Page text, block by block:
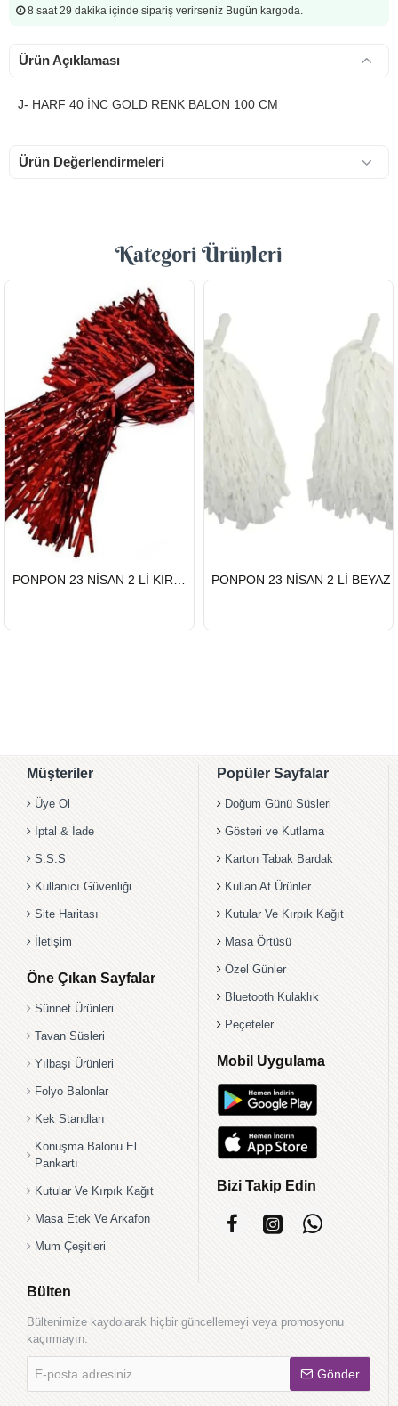
8 saat 29 dakika içinde sipariş verirseniz Bugün kargoda.
Ürün Açıklaması
J- HARF 40 İNC GOLD RENK BALON 100 CM
Ürün Değerlendirmeleri
Kategori Ürünleri
HIZLI
GÖNDERİ
PONPON 23 NİSAN 2 Lİ KIRMIZI
HIZLI
GÖNDERİ
PONPON 23 NİSAN 2 Lİ BEYAZ
Müşteriler
Üye Ol
İptal & İade
S.S.S
Kullanıcı Güvenliği
Site Haritası
İletişim
Öne Çıkan Sayfalar
Sünnet Ürünleri
Tavan Süsleri
Yılbaşı Ürünleri
Folyo Balonlar
Kek Standları
Konuşma Balonu El
Pankartı
Kutular Ve Kırpık Kağıt
Masa Etek Ve Arkafon
Mum Çeşitleri
Popüler Sayfalar
Doğum Günü Süsleri
Gösteri ve Kutlama
Karton Tabak Bardak
Kullan At Ürünler
Kutular Ve Kırpık Kağıt
Masa Örtüsü
Özel Günler
Bluetooth Kulaklık
Peçeteler
Mobil Uygulama
Bizi Takip Edin
Bülten
Bültenimize kaydolarak hiçbir güncellemeyi veya promosyonu
kaçırmayın.
posta
adresiniz
Gönder